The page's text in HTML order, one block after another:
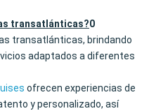
transatlánticas?0
transatlánticas, brindando
adaptados a diferentes
ofrecen experiencias de
y personalizado, así